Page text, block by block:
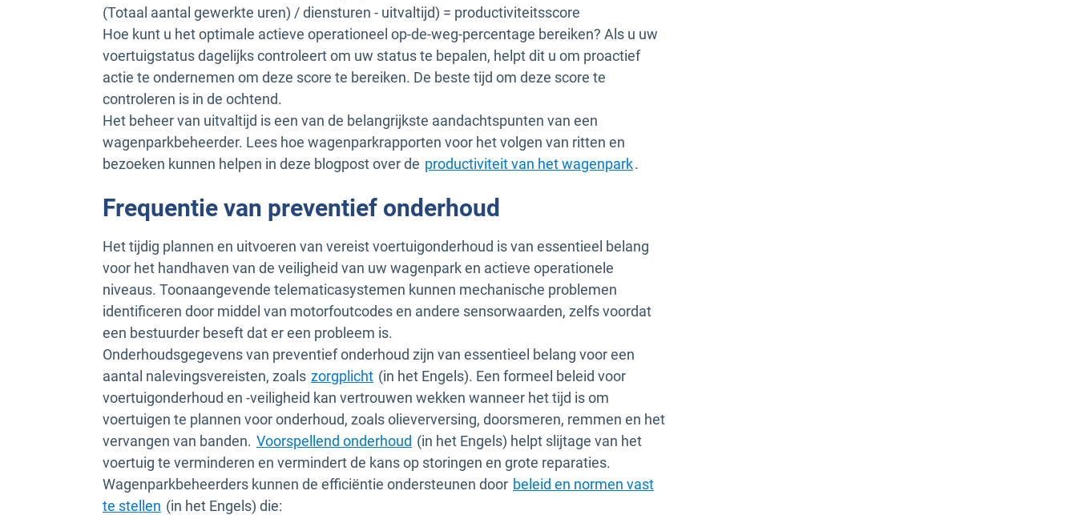
(Totaal aantal gewerkte uren) / diensturen - uitvaltijd) = productiviteitsscore
Hoe kunt u het optimale actieve operationeel op-de-weg-percentage bereiken? Als u uw
voertuigstatus dagelijks controleert om uw status te bepalen, helpt dit u om proactief
actie te ondernemen om deze score te bereiken. De beste tijd om deze score te
controleren is in de ochtend.
Het beheer van uitvaltijd is een van de belangrijkste aandachtspunten van een
wagenparkbeheerder. Lees hoe wagenparkrapporten voor het volgen van ritten en
bezoeken kunnen helpen in deze blogpost over de productiviteit van het wagenpark.
Frequentie van preventief onderhoud
Het tijdig plannen en uitvoeren van vereist voertuigonderhoud is van essentieel belang
voor het handhaven van de veiligheid van uw wagenpark en actieve operationele
niveaus. Toonaangevende telematicasystemen kunnen mechanische problemen
identificeren door middel van motorfoutcodes en andere sensorwaarden, zelfs voordat
een bestuurder beseft dat er een probleem is.
Onderhoudsgegevens van preventief onderhoud zijn van essentieel belang voor een
aantal nalevingsvereisten, zoals zorgplicht (in het Engels). Een formeel beleid voor
voertuigonderhoud en -veiligheid kan vertrouwen wekken wanneer het tijd is om
voertuigen te plannen voor onderhoud, zoals olieverversing, doorsmeren, remmen en het
vervangen van banden. Voorspellend onderhoud (in het Engels) helpt slijtage van het
voertuig te verminderen en vermindert de kans op storingen en grote reparaties.
Wagenparkbeheerders kunnen de efficiëntie ondersteunen door beleid en normen vast
te stellen (in het Engels) die: